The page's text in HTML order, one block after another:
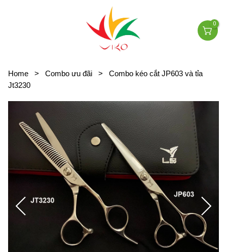
0
Home > Combo ưu đãi >
Combo kéo cắt JP603 và tỉa
Jt3230